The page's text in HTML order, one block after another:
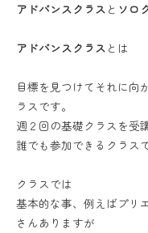
アドバンスクラス と ソロ
アドバンスクラス とは
目標を見つけてそれに向
ラスです。
週２回の基礎クラスを
誰でも参加できるクラス
クラスでは
基本的な事、例えばプリ
さんありますが